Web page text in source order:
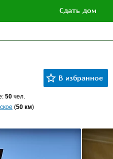
Сдать дом
50 чел.
(50 км)